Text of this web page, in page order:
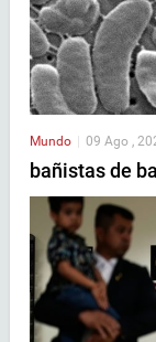
Mundo 09 Ago ,
bañistas de